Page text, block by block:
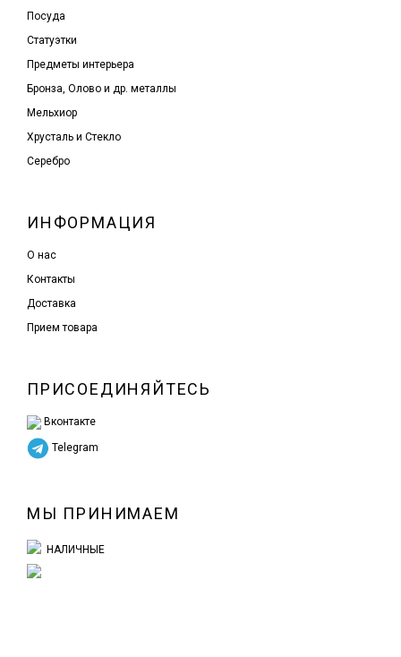
Посуда
Статуэтки
Предметы интерьера
Бронза, Олово и др. металлы
Мельхиор
Хрусталь и Стекло
Серебро
ИНФОРМАЦИЯ
О нас
Контакты
Доставка
Прием товара
ПРИСОЕДИНЯЙТЕСЬ
Вконтакте
Telegram
МЫ ПРИНИМАЕМ
НАЛИЧНЫЕ